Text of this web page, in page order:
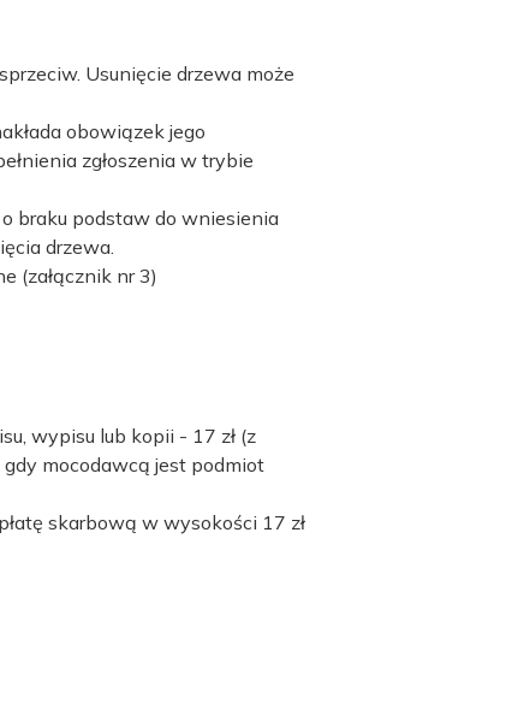
Usunięcie drzewa może
obowiązek jego
zgłoszenia w trybie
braku podstaw do wniesienia
drzewa.
(załącznik nr 3)
wypisu lub kopii - 17 zł (z
mocodawcą jest podmiot
skarbową w wysokości 17 zł